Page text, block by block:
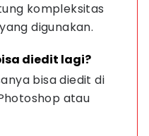
kompleksitas
digunakan.
diedit lagi?
bisa diedit di
atau